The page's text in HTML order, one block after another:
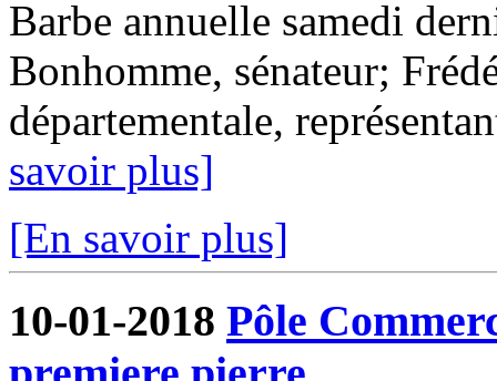
Barbe annuelle samedi
Bonhomme, sénateur;
départementale,
savoir plus]
[En savoir plus]
10-01-2018 Pôle